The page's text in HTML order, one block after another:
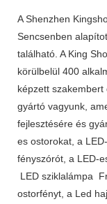
A Shenzhen
Sencsenben
található. A King
körülbelül 400
képzett
gyártó vagyunk,
fejlesztésére és
es ostorokat, a
fényszórót, a LED-
LED sziklalámpa
ostorfényt, a Led